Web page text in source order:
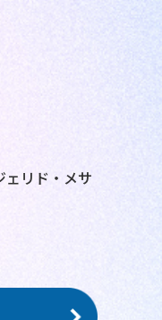
リド・メサ